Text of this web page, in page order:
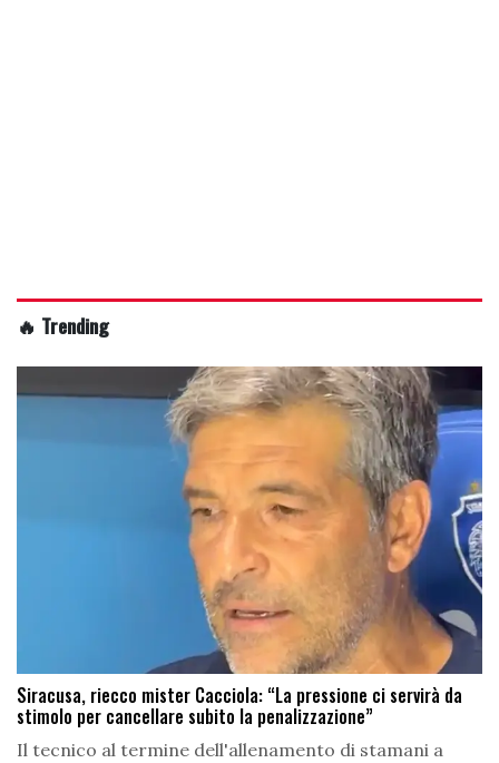
🔥 Trending
Siracusa, riecco mister Cacciola: “La pressione ci servirà da
stimolo per cancellare subito la penalizzazione”
Il tecnico al termine dell'allenamento di stamani a